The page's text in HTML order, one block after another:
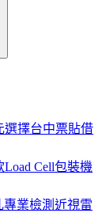
選擇台中票貼借
Cell包裝機
業檢測近視雷